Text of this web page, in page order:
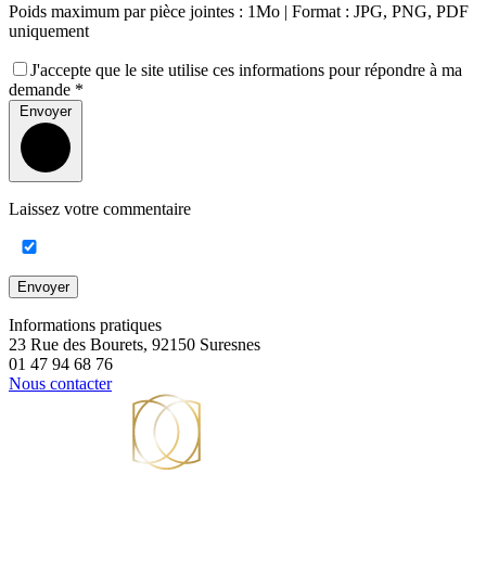
Poids maximum par pièce jointes : 1Mo | Format : JPG, PNG, PDF
uniquement
J'accepte que le site utilise ces informations pour répondre à ma
demande *
Envoyer
Laissez votre commentaire
Envoyer
Informations pratiques
23 Rue des Bourets, 92150 Suresnes
01 47 94 68 76
Nous contacter